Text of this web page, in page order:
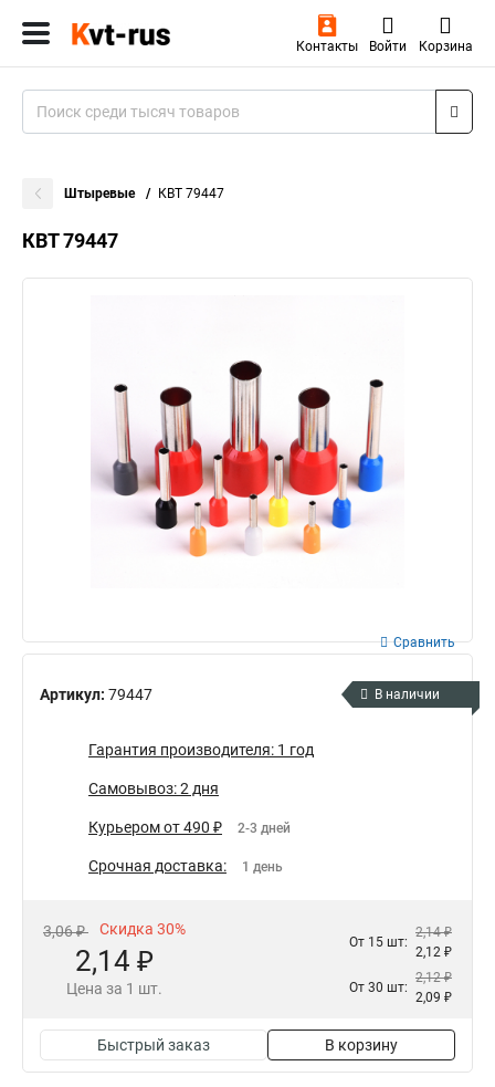
Контакты Войти Корзина
Штыревые КВТ 79447
КВТ 79447
Артикул: 79447
Сравнить
В наличии
Гарантия производителя: 1 год
Самовывоз: 2 дня
Курьером от 490 ₽ 2-3 дней
Срочная доставка: 1 день
3,06 ₽ Скидка 30%
2,14 ₽
Цена за 1 шт.
От 15 шт:
2,14 ₽
2,12 ₽
От 30 шт:
2,12 ₽
2,09 ₽
Быстрый заказ В корзину